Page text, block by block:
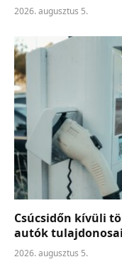
2026. augusztus 5.
Csúcsidőn kívüli
autók
2026. augusztus 5.